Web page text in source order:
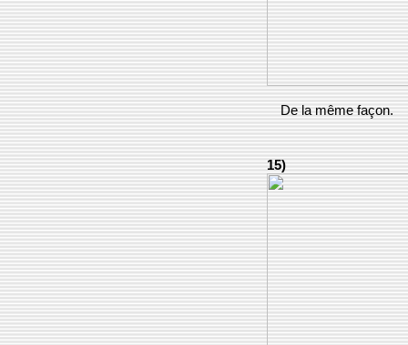
De la même façon.
15)